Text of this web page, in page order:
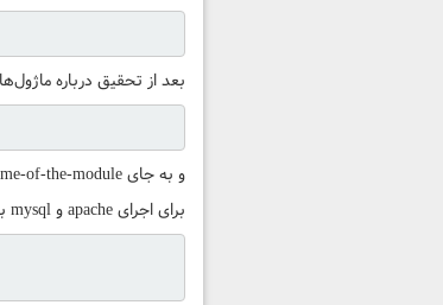
بعد از تحقیق درباره
و به جای name-of-the-module نام ماژول مورد نیازتون رو وارد کنید تا نصب شودگ
برای اجرای apache و mysql به صورت خودکار در زمان روشن شدن سیستم (startup) کدهای زیر را وارد کنید